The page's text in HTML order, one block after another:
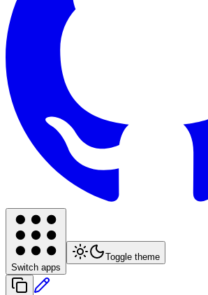
Switch apps
Toggle theme